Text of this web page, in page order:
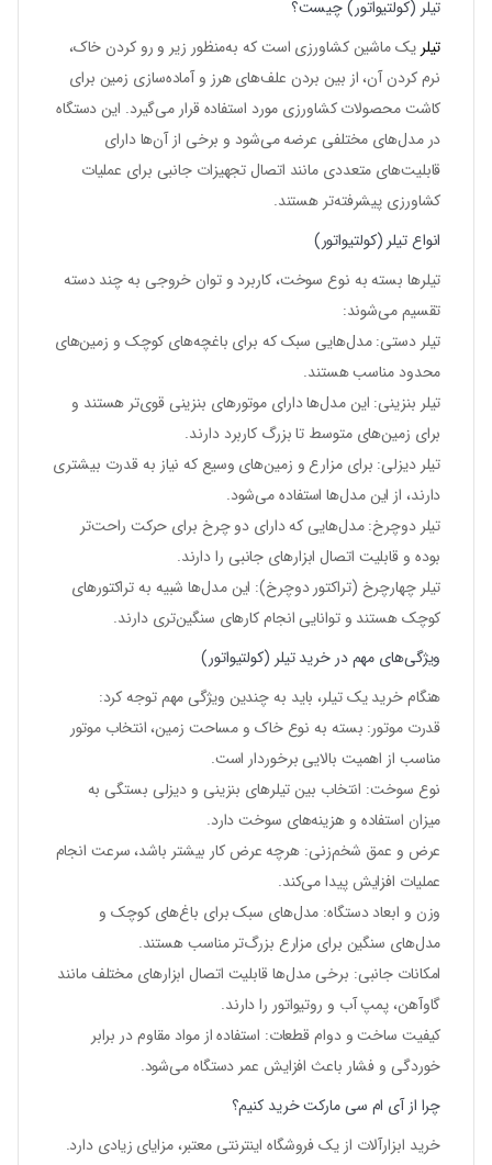
تیلر (کولتیواتور) چیست؟
تیلر یک ماشین کشاورزی است که به‌منظور زیر و رو کردن خاک،
نرم کردن آن، از بین بردن علف‌های هرز و آماده‌سازی زمین برای
کاشت محصولات کشاورزی مورد استفاده قرار می‌گیرد. این دستگاه
در مدل‌های مختلفی عرضه می‌شود و برخی از آن‌ها دارای
قابلیت‌های متعددی مانند اتصال تجهیزات جانبی برای عملیات
کشاورزی پیشرفته‌تر هستند.
انواع تیلر (کولتیواتور)
تیلرها بسته به نوع سوخت، کاربرد و توان خروجی به چند دسته
تقسیم می‌شوند:
تیلر دستی: مدل‌هایی سبک که برای باغچه‌های کوچک و زمین‌های
محدود مناسب هستند.
تیلر بنزینی: این مدل‌ها دارای موتورهای بنزینی قوی‌تر هستند و
برای زمین‌های متوسط تا بزرگ کاربرد دارند.
تیلر دیزلی: برای مزارع و زمین‌های وسیع که نیاز به قدرت بیشتری
دارند، از این مدل‌ها استفاده می‌شود.
تیلر دوچرخ: مدل‌هایی که دارای دو چرخ برای حرکت راحت‌تر
بوده و قابلیت اتصال ابزارهای جانبی را دارند.
تیلر چهارچرخ (تراکتور دوچرخ): این مدل‌ها شبیه به تراکتورهای
کوچک هستند و توانایی انجام کارهای سنگین‌تری دارند.
ویژگی‌های مهم در خرید تیلر (کولتیواتور)
هنگام خرید یک تیلر، باید به چندین ویژگی مهم توجه کرد:
قدرت موتور: بسته به نوع خاک و مساحت زمین، انتخاب موتور
مناسب از اهمیت بالایی برخوردار است.
نوع سوخت: انتخاب بین تیلرهای بنزینی و دیزلی بستگی به
میزان استفاده و هزینه‌های سوخت دارد.
عرض و عمق شخم‌زنی: هرچه عرض کار بیشتر باشد، سرعت انجام
عملیات افزایش پیدا می‌کند.
وزن و ابعاد دستگاه: مدل‌های سبک برای باغ‌های کوچک و
مدل‌های سنگین برای مزارع بزرگ‌تر مناسب هستند.
امکانات جانبی: برخی مدل‌ها قابلیت اتصال ابزارهای مختلف مانند
گاوآهن، پمپ آب و روتیواتور را دارند.
کیفیت ساخت و دوام قطعات: استفاده از مواد مقاوم در برابر
خوردگی و فشار باعث افزایش عمر دستگاه می‌شود.
چرا از آی ام سی مارکت خرید کنیم؟
خرید ابزارآلات از یک فروشگاه اینترنتی معتبر، مزایای زیادی دارد.